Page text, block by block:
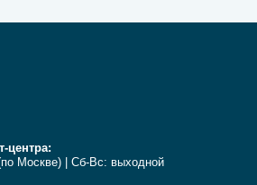
центра:
Москве) | Сб-Вс: выходной